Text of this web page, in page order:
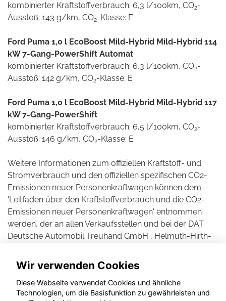
kombinierter Kraftstoffverbrauch: 6,3 l/100km, CO2-
Ausstoß: 143 g/km, CO2-Klasse: E
Ford Puma 1,0 l EcoBoost Mild-Hybrid Mild-Hybrid 114
kW 7-Gang-PowerShift Automat
kombinierter Kraftstoffverbrauch: 6,3 l/100km, CO2-
Ausstoß: 142 g/km, CO2-Klasse: E
Ford Puma 1,0 l EcoBoost Mild-Hybrid Mild-Hybrid 117
kW 7-Gang-PowerShift
kombinierter Kraftstoffverbrauch: 6,5 l/100km, CO2-
Ausstoß: 146 g/km, CO2-Klasse: E
Weitere Informationen zum offiziellen Kraftstoff- und
Stromverbrauch und den offiziellen spezifischen CO2-
Emissionen neuer Personenkraftwagen können dem
'Leitfaden über den Kraftstoffverbrauch und die CO2-
Emissionen neuer Personenkraftwagen' entnommen
werden, der an allen Verkaufsstellen und bei der DAT
Deutsche Automobil Treuhand GmbH , Helmuth-Hirth-
Wir verwenden Cookies
Diese Webseite verwendet Cookies und ähnliche
Technologien, um die Basisfunktion zu gewährleisten und